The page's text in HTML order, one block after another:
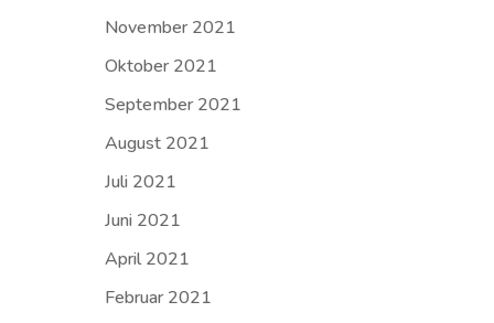
November 2021
Oktober 2021
September 2021
August 2021
Juli 2021
Juni 2021
April 2021
Februar 2021